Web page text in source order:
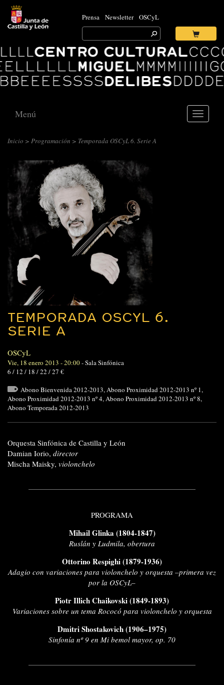
Prensa Newsletter OSCyL
Search
for:
Ok
Centro
Cultural
Miguel
Delibes
Toggle
Menú
Inicio > Programación > Temporada OSCyL 6. Serie A
TEMPORADA OSCYL 6.
SERIE A
OSCyL
Vie, 18 enero 2013 - 20:00-Sala Sinfónica
6 / 12 / 18 / 22 / 27 €
Abono Bienvenida 2012-2013,Abono Proximidad 2012-2013 nº 1,
Abono Proximidad 2012-2013 nº 4,Abono Proximidad 2012-2013 nº 8,
Abono Temporada 2012-2013
Orquesta Sinfónica de Castilla y León
Damian Iorio, director
Mischa Maisky, violonchelo
PROGRAMA
Mihail Glinka (1804-1847)
Ruslán y Ludmila, obertura
Ottorino Respighi (1879-1936)
Adagio con variaciones para violonchelo y orquesta –primera vez
por la OSCyL–
Piotr Illich Chaikovski (1849-1893)
Variaciones sobre un tema Rococó para violonchelo y orquesta
Dmitri Shostakovich (1906–1975)
Sinfonía nº 9 en Mi bemol mayor, op. 70